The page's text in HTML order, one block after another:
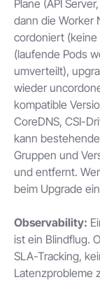
Plane (API
dann die Worker
cordoniert
(laufende Pods
umverteilt),
wieder
kompatible
CoreDNS, CSI-
kann
Gruppen und
und entfernt.
beim Upgrade
Observability:
ist ein Blindflug.
SLA-Tracking,
Latenzprobleme